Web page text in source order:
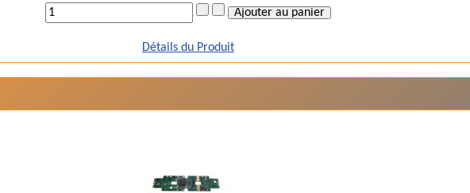
Détails du Produit